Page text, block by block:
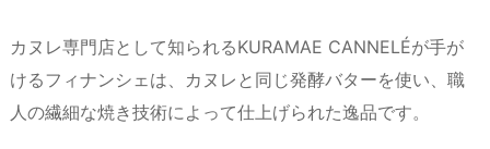
カヌレ専門店として知られるKURAMAE CANNELÉが手が
けるフィナンシェは、カヌレと同じ発酵バターを使い、職
人の繊細な焼き技術によって仕上げられた逸品です。